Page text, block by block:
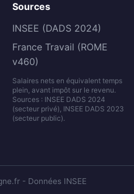
Sources
INSEE (DADS 2024)
France Travail (ROME
v460)
Salaires nets en équivalent temps
plein, avant impôt sur le revenu.
Sources : INSEE DADS 2024
(secteur privé), INSEE DADS 2023
(secteur public).
- Données INSEE